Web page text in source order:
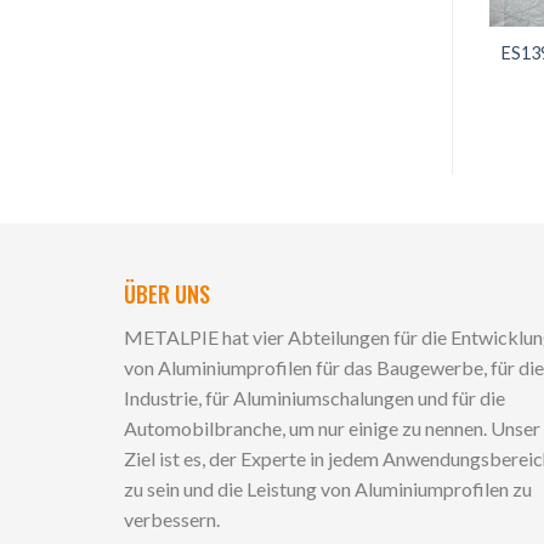
ÜBER UNS
METALPIE hat vier Abteilungen für die
von Aluminiumprofilen für das Baugewerbe, für die
Industrie, für Aluminiumschalungen und für die
Automobilbranche, um nur einige zu nennen. Unser
Ziel ist es, der Experte in jedem
zu sein und die Leistung von Aluminiumprofilen zu
verbessern.